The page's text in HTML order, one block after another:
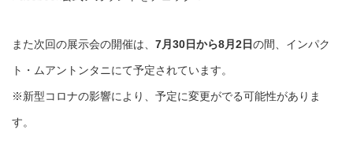
また次回の展示会の開催は、 7月30日から8月2日の間、インパク
ト・ムアントンタニにて予定されています。
※新型コロナの影響により、予定に変更がでる可能性がありま
す。